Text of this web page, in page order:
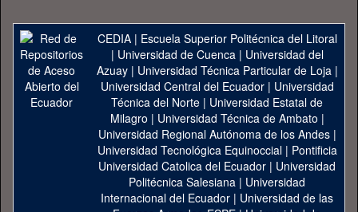
CEDIA| Escuela Superior Politécnica del Litoral
| Universidad de Cuenca| Universidad del
Azuay| Universidad Técnica Particular de Loja|
Universidad Central del Ecuador| Universidad
Técnica del Norte | Universidad Estatal de
Milagro | Universidad Técnica de Ambato |
Universidad Regional Autónoma de los Andes|
Universidad Tecnológica Equinoccial| Pontificia
Universidad Catolica del Ecuador | Universidad
Politécnica Salesiana | Universidad
Internacional del Ecuador | Universidad de las